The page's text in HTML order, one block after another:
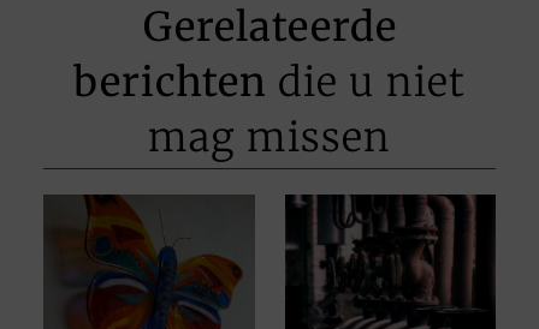
Gerelateerde
berichten die u niet
mag missen